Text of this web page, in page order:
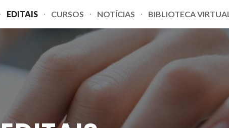
Skip to navigation
EDITAIS CURSOS NOTÍCIAS BIBLIOTECA